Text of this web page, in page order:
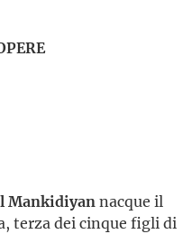
Mankidiyannacque il
terza dei cinque figli di